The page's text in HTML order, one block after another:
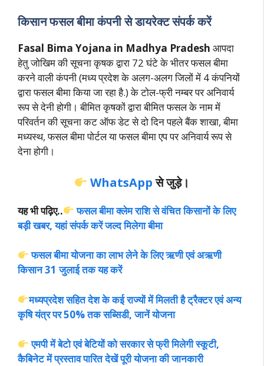
किसान फसल बीमा कंपनी से डायरेक्ट संपर्क करें
Fasal Bima Yojana in Madhya Pradesh आपदा
हेतु जोखिम की सूचना कृषक द्वारा 72 घंटे के भीतर फसल बीमा
करने वाली कंपनी (मध्य प्रदेश के अलग-अलग जिलों में 4 कंपनियों
द्वारा फसल बीमा किया जा रहा है.) के टोल-फ्री नम्बर पर अनिवार्य
रूप से देनी होगी। बीमित कृषकों द्वारा बीमित फसल के नाम में
परिवर्तन की सूचना कट ऑफ डेट से दो दिन पहले बैंक शाखा, बीमा
मध्यस्थ, फसल बीमा पोर्टल या फसल बीमा एप पर अनिवार्य रूप से
देना होगी।
WhatsAppसे जुड़े।
यह भी पढ़िए..
फसल बीमा क्लेम राशि से वंचित किसानों के लिए
बड़ी खबर, यहां संपर्क करें जल्द मिलेगा बीमा
फसल बीमा योजना का लाभ लेने के लिए ऋणी एवं अऋणी
किसान 31 जुलाई तक यह करें
मध्यप्रदेश सहित देश के कई राज्यों में मिलती है ट्रैक्टर एवं अन्य
कृषि यंत्र पर 50% तक सब्सिडी, जानें योजना
एमपी में बेटो एवं बेटियों को सरकार से फ्री मिलेगी स्कूटी,
कैबिनेट में प्रस्ताव पारित देखें पूरी योजना की जानकारी